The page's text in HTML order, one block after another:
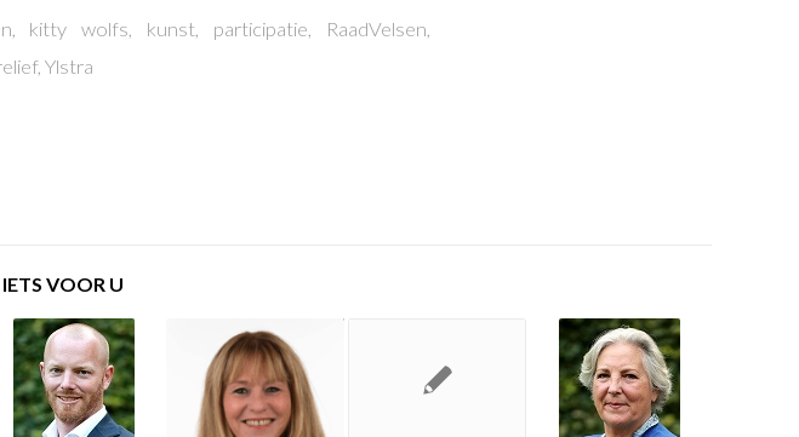
, kitty wolfs, kunst, participatie, RaadVelsen,
, Ylstra
VOOR U